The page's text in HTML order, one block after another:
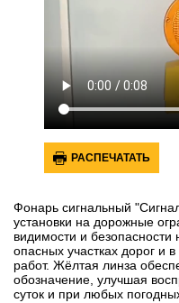
РАСПЕЧАТАТЬ
Фонарь сигнальный
установки на дорожные
видимости и безопасности
опасных участках дорог и
работ. Жёлтая линза
обозначение, улучшая
суток и при любых